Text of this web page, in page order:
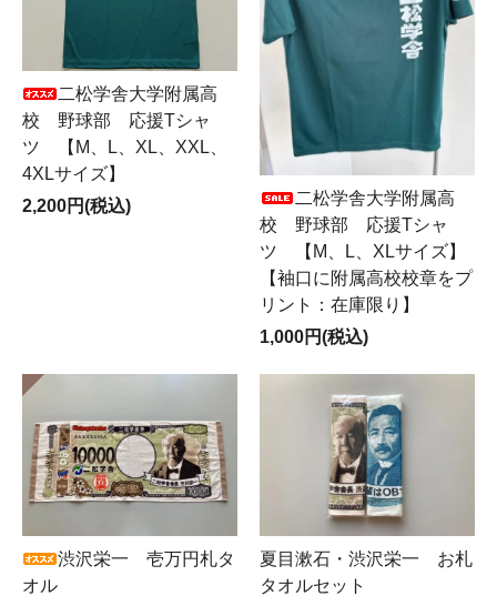
二松学舎大学附属高
校 野球部 応援Tシャ
ツ 【M、L、XL、XXL、
4XLサイズ】
2,200円(税込)
二松学舎大学附属高
校 野球部 応援Tシャ
ツ 【M、L、XLサイズ】
【袖口に附属高校校章をプ
リント：在庫限り】
1,000円(税込)
渋沢栄一 壱万円札タ
オル
夏目漱石・渋沢栄一 お札
タオルセット